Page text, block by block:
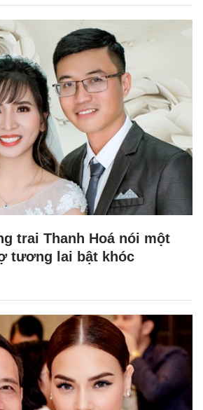
trai Thanh Hoá nói một
tương lai bật khóc